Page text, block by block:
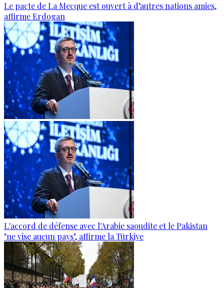
Le pacte de La Mecque est ouvert à d’autres nations amies,
affirme Erdogan
L'accord de défense avec l'Arabie saoudite et le Pakistan
"ne vise aucun pays", affirme la Türkiye